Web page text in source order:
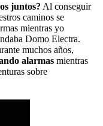
juntos? Al conseguir
caminos se
mientras yo
Domo Electra.
muchos años,
alarmas mientras
sobre